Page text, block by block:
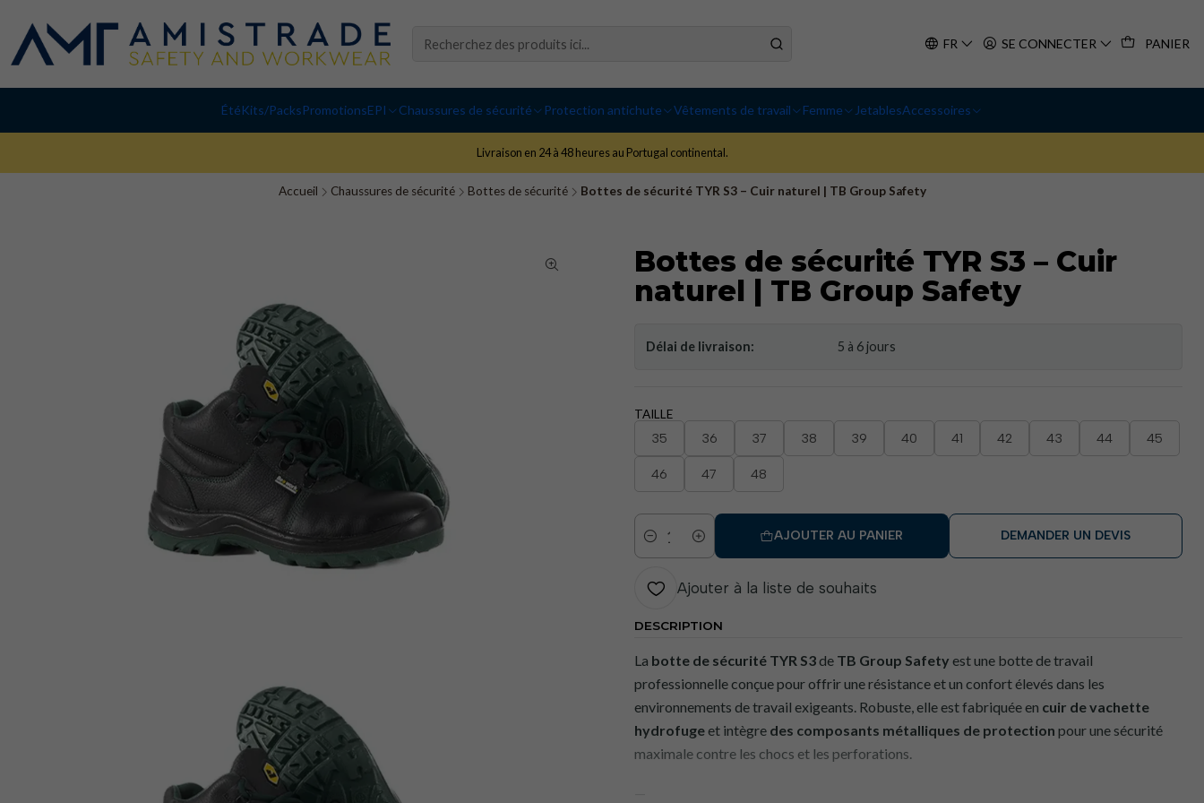
FR SE CONNECTER PANIER
ÉtéKits/PacksPromotionsEPI Chaussures de sécurité Protection antichute Vêtements de travail Femme JetablesAccessoires
Livraison en 24 à 48 heures au Portugal continental.
Accueil Chaussures de sécurité Bottes de sécurité Bottes de sécurité TYR S3 – Cuir naturel | TB Group Safety
Bottes de sécurité TYR S3 – Cuir
naturel | TB Group Safety
Délai de livraison: 5 à 6 jours
TAILLE
35 36 37 38 39 40 41 42 43 44 45
46 47 48
Quantité
AJOUTER AU PANIER DEMANDER UN DEVIS
Ajouter à la liste de souhaits
DESCRIPTION
La botte de sécurité TYR S3 de TB Group Safety est une botte de travail
professionnelle conçue pour offrir une résistance et un confort élevés dans les
environnements de travail exigeants. Robuste, elle est fabriquée en cuir de vachette
hydrofuge et intègre des composants métalliques de protection pour une sécurité
maximale contre les chocs et les perforations.